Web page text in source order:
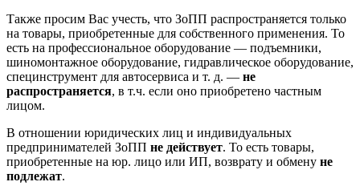
Также просим Вас учесть, что ЗоПП распространяется только
на товары, приобретенные для собственного применения. То
есть на профессиональное оборудование — подъемники,
шиномонтажное оборудование, гидравлическое оборудование,
специнструмент для автосервиса и т. д. — не
распространяется, в т.ч. если оно приобретено частным
лицом.
В отношении юридических лиц и индивидуальных
предпринимателей ЗоПП не действует. То есть товары,
приобретенные на юр. лицо или ИП, возврату и обмену не
подлежат.